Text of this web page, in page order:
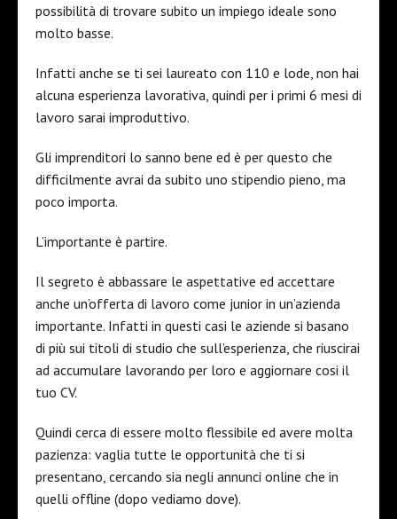
possibilità di trovare subito un impiego ideale sono
molto basse.
Infatti anche se ti sei laureato con 110 e lode, non hai
alcuna esperienza lavorativa, quindi per i primi 6 mesi di
lavoro sarai improduttivo.
Gli imprenditori lo sanno bene ed è per questo che
difficilmente avrai da subito uno stipendio pieno, ma
poco importa.
L’importante è partire.
Il segreto è abbassare le aspettative ed accettare
anche un’offerta di lavoro come junior in un’azienda
importante. Infatti in questi casi le aziende si basano
di più sui titoli di studio che sull’esperienza, che riuscirai
ad accumulare lavorando per loro e aggiornare cosi il
tuo CV.
Quindi cerca di essere molto flessibile ed avere molta
pazienza: vaglia tutte le opportunità che ti si
presentano, cercando sia negli annunci online che in
quelli offline (dopo vediamo dove).